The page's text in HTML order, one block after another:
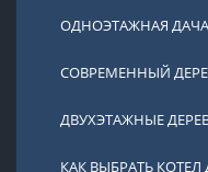
ОДНОЭТАЖНАЯ ДАЧА
СОВРЕМЕННЫЙ
ДВУХЭТАЖНЫЕ
КАК ВЫБРАТЬ